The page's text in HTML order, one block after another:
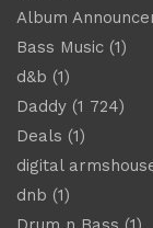
Album
Bass Music (1)
d&b (1)
Daddy (1 724)
Deals (1)
digital
dnb (1)